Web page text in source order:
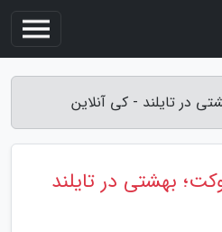
در تایلند - کی آنلاین
بهشتی در تایلند